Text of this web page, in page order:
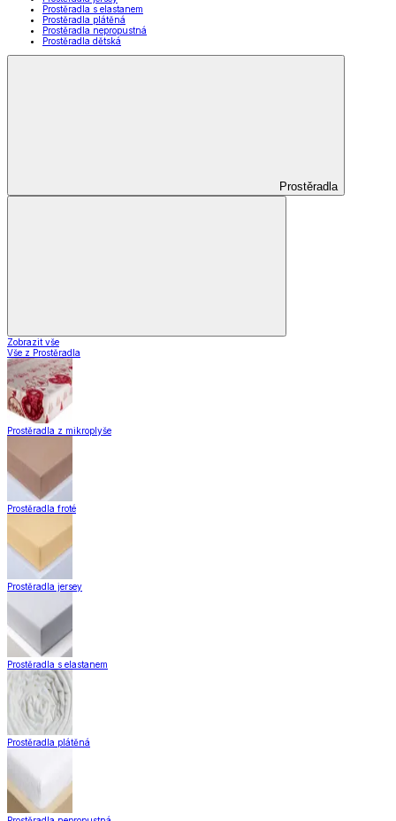
Prostěradla s elastanem
Prostěradla plátěná
Prostěradla nepropustná
Prostěradla dětská
Prostěradla
Zobrazit vše
Vše z Prostěradla
Prostěradla z mikroplyše
Prostěradla froté
Prostěradla jersey
Prostěradla s elastanem
Prostěradla plátěná